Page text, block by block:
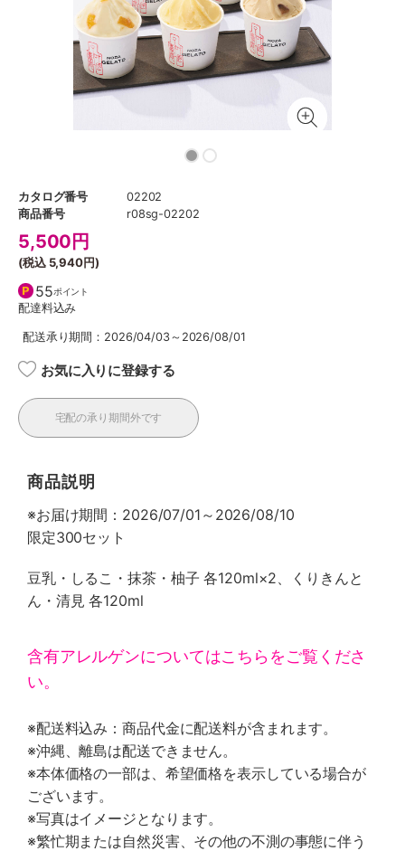
カタログ番号
02202
商品番号
r08sg-02202
5,500 円
(税込 5,940円)
55ポイント
配達料込み
配送承り期間：2026/04/03～2026/08/01
お気に入りに登録する
宅配の承り期間外です
商品説明
※お届け期間：2026/07/01～2026/08/10
限定300セット
豆乳・しるこ・抹茶・柚子 各120ml×2、くりきんと
ん・清見 各120ml
含有アレルゲンについてはこちらをご覧くださ
い。
※配送料込み：商品代金に配送料が含まれます。
※沖縄、離島は配送できません。
※本体価格の一部は、希望価格を表示している場合が
ございます。
※写真はイメージとなります。
※繁忙期または自然災害、その他の不測の事態に伴う